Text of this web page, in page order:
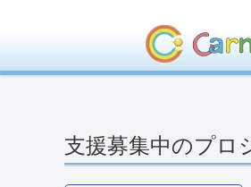
支援募集中のプロ